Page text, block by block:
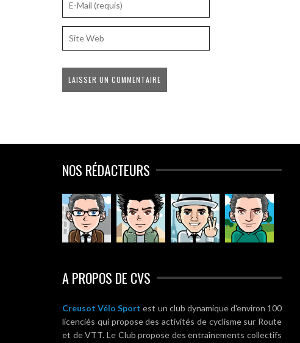
NOS RÉDACTEURS
A PROPOS DE CVS
Creusot Vélo Sport est un club dynamique d'environ 100
licenciés qui propose des activités de cyclisme sur Route
et de VTT. Le Club propose des entraînements collectifs